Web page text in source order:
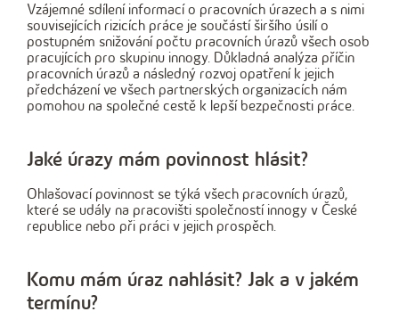
Vzájemné sdílení informací o pracovních úrazech a s nimi
souvisejících rizicích práce je součástí širšího úsilí o
postupném snižování počtu pracovních úrazů všech osob
pracujících pro skupinu innogy. Důkladná analýza příčin
pracovních úrazů a následný rozvoj opatření k jejich
předcházení ve všech partnerských organizacích nám
pomohou na společné cestě k lepší bezpečnosti práce.
Jaké úrazy mám povinnost hlásit?
Ohlašovací povinnost se týká všech pracovních úrazů,
které se udály na pracovišti společností innogy v České
republice nebo při práci v jejich prospěch.
Komu mám úraz nahlásit? Jak a v jakém
termínu?